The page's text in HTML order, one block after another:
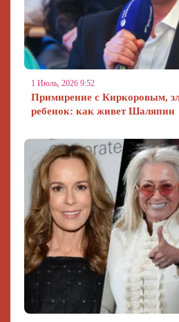
1 Июль, 2026 9:52
Примирение с Киркоровым,
ребенок: как живет Шаляпин